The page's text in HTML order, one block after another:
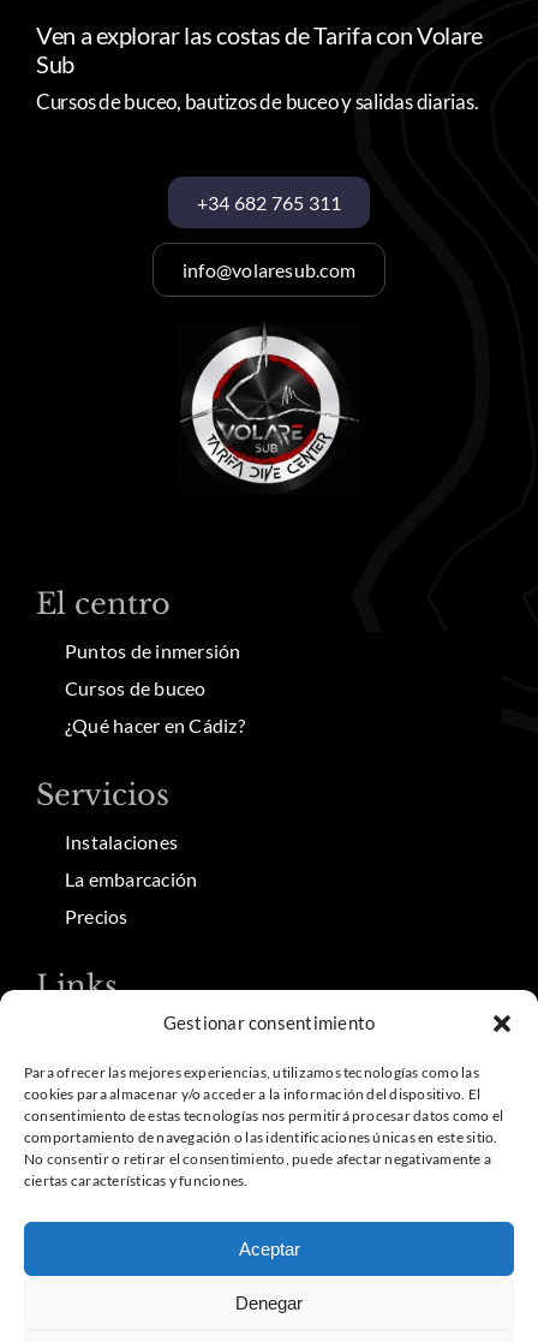
Gestionar consentimiento
Para ofrecer las mejores experiencias, utilizamos tecnologías como las
cookies para almacenar y/o acceder a la información del dispositivo. El
consentimiento de estas tecnologías nos permitirá procesar datos como el
comportamiento de navegación o las identificaciones únicas en este sitio.
No consentir o retirar el consentimiento, puede afectar negativamente a
ciertas características y funciones.
Aceptar
Denegar
Ven a explorar las costas de Tarifa con Volare
Sub
Cursos de buceo, bautizos de buceo y salidas diarias.
+34 682 765 311
info@volaresub.com
El centro
Puntos de inmersión
Cursos de buceo
¿Qué hacer en Cádiz?
Servicios
Instalaciones
La embarcación
Precios
Links
Aviso Legal
Política de privacidad
Política de cookies
©Copyright 2026 | Centro de buceo en Tarifa | Cursos,
bautizos y salidas diarias | Desarrollado por net948